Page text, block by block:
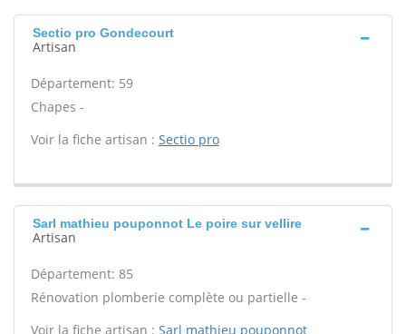
Sectio pro Gondecourt
Artisan
Département: 59
Chapes -
Voir la fiche artisan : Sectio pro
Sarl mathieu pouponnot Le poire sur vellire
Artisan
Département: 85
Rénovation plomberie complète ou partielle -
Voir la fiche artisan : Sarl mathieu pouponnot